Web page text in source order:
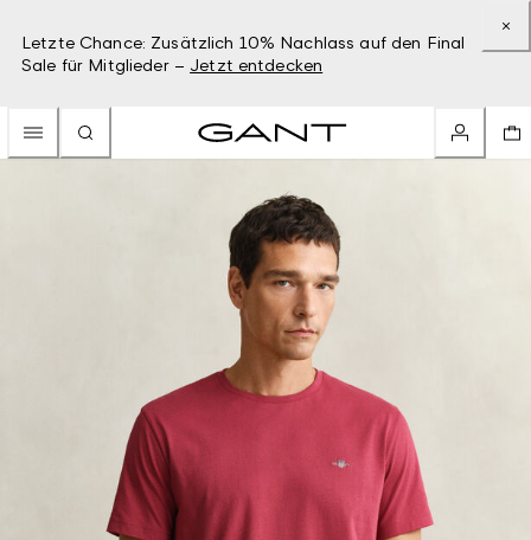
Letzte Chance: Zusätzlich 10% Nachlass auf den Final
Sale für Mitglieder – Jetzt entdecken